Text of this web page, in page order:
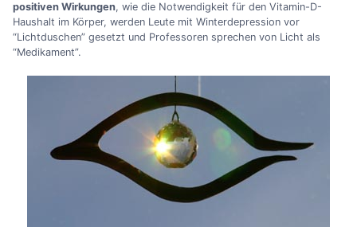
positiven Wirkungen, wie die Notwendigkeit für den Vitamin-D-
Haushalt im Körper, werden Leute mit Winterdepression vor
“Lichtduschen” gesetzt und Professoren sprechen von Licht als
“Medikament”.